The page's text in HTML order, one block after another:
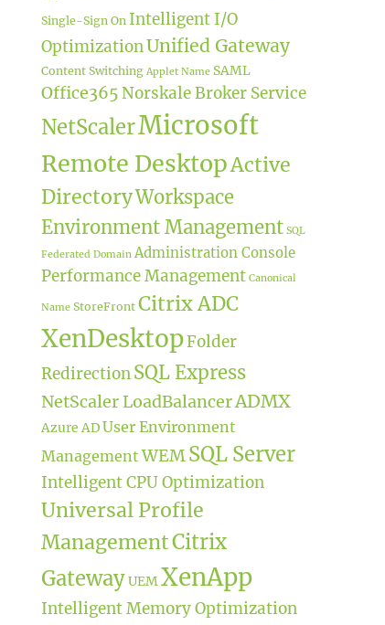
Single-Sign On Intelligent I/O
OptimizationUnified Gateway
Content Switching Applet Name SAML
Office365Norskale Broker Service
NetScalerMicrosoft
Remote DesktopActive
DirectoryWorkspace
Environment Management SQL
Federated Domain Administration Console
Performance Management Canonical
Name StoreFront Citrix ADC
XenDesktopFolder
RedirectionSQL Express
NetScaler LoadBalancerADMX
Azure ADUser Environment
ManagementWEMSQL Server
Intelligent CPU Optimization
Universal Profile
ManagementCitrix
GatewayUEMXenApp
Intelligent Memory Optimization